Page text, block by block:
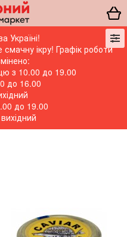
Україні!
ікру! Графік роботи
з 10.00 до 19.00
до 16.00
до 19.00